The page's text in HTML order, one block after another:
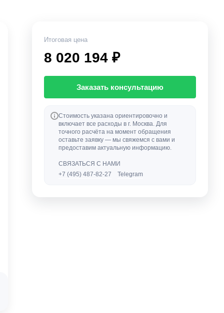
Итоговая цена
8 020 194 ₽
Заказать консультацию
Стоимость указана ориентировочно и
включает все расходы в г. Москва. Для
точного расчёта на момент обращения
оставьте заявку — мы свяжемся с вами и
предоставим актуальную информацию.
СВЯЗАТЬСЯ С НАМИ
+7 (495) 487-82-27
Telegram